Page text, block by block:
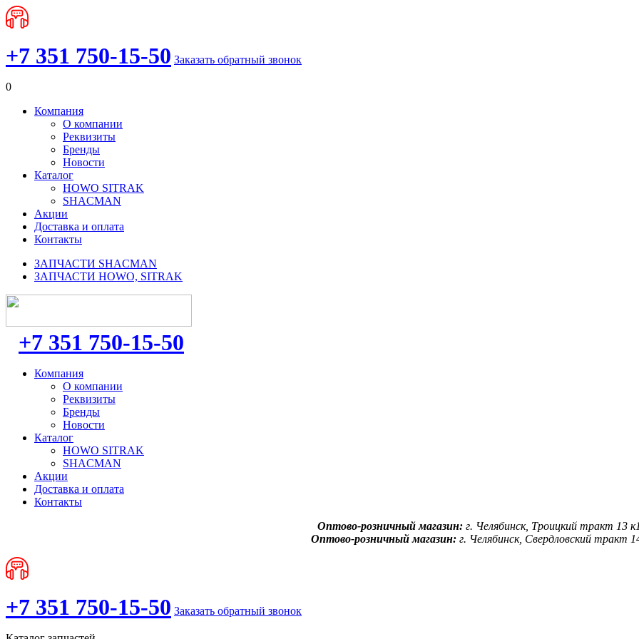
+7 351 750-15-50 Заказать обратный звонок
0
Компания
О компании
Реквизиты
Бренды
Новости
Каталог
HOWO SITRAK
SHACMAN
Акции
Доставка и оплата
Контакты
ЗАПЧАСТИ SHACMAN
ЗАПЧАСТИ HOWO, SITRAK
+7 351 750-15-50
Компания
О компании
Реквизиты
Бренды
Новости
Каталог
HOWO SITRAK
SHACMAN
Акции
Доставка и оплата
Контакты
Оптово-розничный магазин: г. Челябинск, Троицкий тракт 13
Оптово-розничный магазин:г. Челябинск, Свердловский тракт
+7 351 750-15-50 Заказать обратный звонок